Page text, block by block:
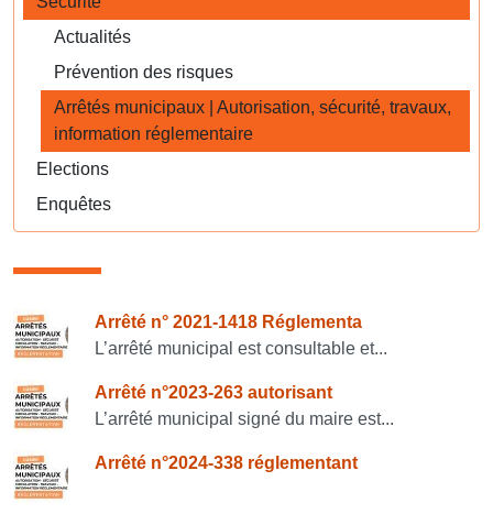
Actualités
Prévention des risques
Arrêtés municipaux | Autorisation, sécurité, travaux,
information réglementaire
Elections
Enquêtes
Consulter également
Arrêté n° 2021-1418 Réglementa
L’arrêté municipal est consultable et...
Arrêté n°2023-263 autorisant
L’arrêté municipal signé du maire est...
Arrêté n°2024-338 réglementant